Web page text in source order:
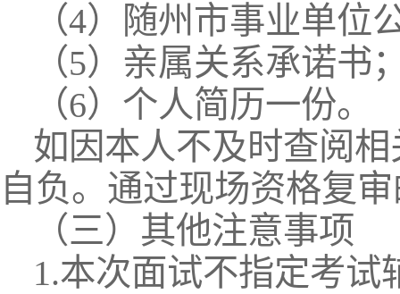
（4）随州市事业单位
（5）亲属关系承诺书
（6）个人简历一份。
如因本人不及时查阅
自负。通过现场资格复
（三）其他注意事项
1.本次面试不指定考